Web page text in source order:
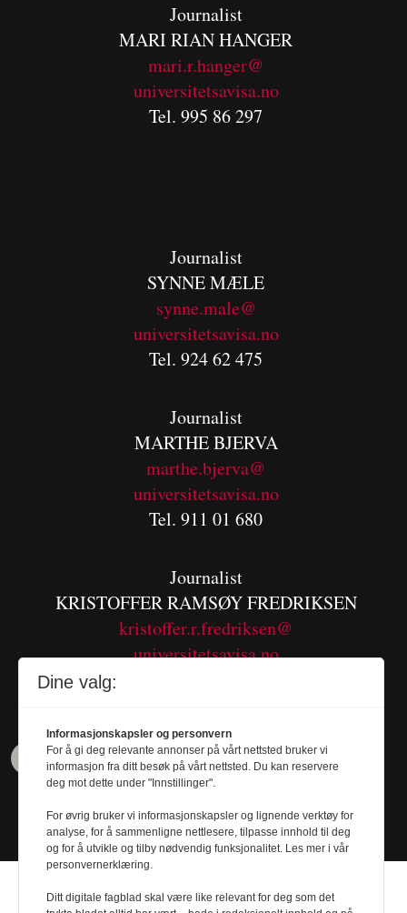
Journalist
MARI RIAN HANGER
mari.r.hanger@
universitetsavisa.no
Tel. 995 86 297
Journalist
SYNNE MÆLE
synne.male@
universitetsavisa.no
Tel. 924 62 475
Journalist
MARTHE BJERVA
marthe.bjerva@
universitetsavisa.no
Tel. 911 01 680
Journalist
KRISTOFFER RAMSØY FREDRIKSEN
kristoffer.r.fredriksen@
universitetsavisa.no
Dine valg:
Informasjonskapsler og personvern
For å gi deg relevante annonser på vårt nettsted bruker vi
informasjon fra ditt besøk på vårt nettsted. Du kan reservere
deg mot dette under "Innstillinger".
For øvrig bruker vi informasjonskapsler og lignende verktøy for
analyse, for å sammenligne nettlesere, tilpasse innhold til deg
og for å utvikle og tilby nødvendig funksjonalitet. Les mer i vår
personvernerklæring.
Ditt digitale fagblad skal være like relevant for deg som det